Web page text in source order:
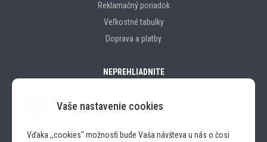
Vaše nastavenie cookies
Vďaka ,,cookies" možnosťi bude Vaša návšteva u nás o čosi
Reklamačný poriadok
Veľkostné tabulky
Doprava a platby
NEPREHLIADNITE